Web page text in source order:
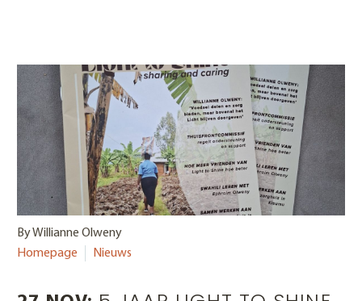
By Willianne Olweny
Homepage
Nieuws